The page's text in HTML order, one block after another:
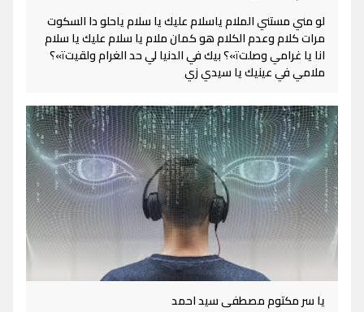
لو مني مستني الملام ياسلام عليك يا سلام ياحلو دا السكوت
مرات كلام وعدم الكلام هو كمان ملام يا سلام عليك يا سلام
انا يا غرامي وصلتï»؟ بيك في الدنيا لي حد الغرام ولقيتï»؟
ملامي في عينيك يا سيدي زي
يا سر مكتوم مصطفى سيد احمد